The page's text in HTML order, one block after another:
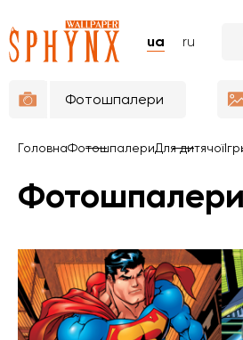
ua ru
Фотошпалери
ГоловнаФотошпалериДля дитячої